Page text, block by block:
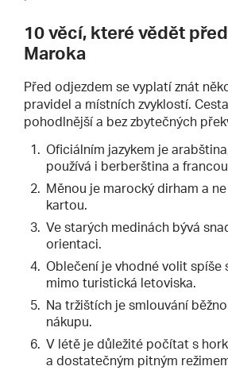
10 věcí, které vědět
Maroka
Před odjezdem se vyplatí znát
pravidel a místních zvyklostí.
pohodlnější a bez zbytečných
Oficiálním jazykem je
používá i berberština a
Měnou je marocký dirham a
kartou.
Ve starých medinách bývá
orientaci.
Oblečení je vhodné volit spíše
mimo turistická letoviska.
Na tržištích je smlouvání
nákupu.
V létě je důležité počítat s
a dostatečným pitným